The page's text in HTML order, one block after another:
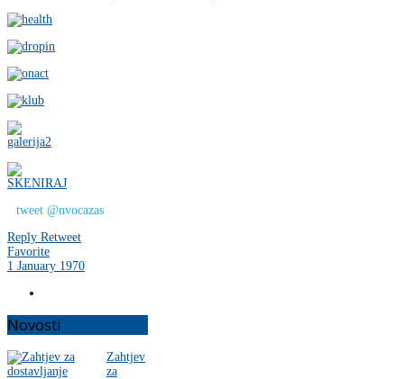
tweet @nvocazas
Reply Retweet
Favorite
1 January 1970
Novosti
Zahtjev
za